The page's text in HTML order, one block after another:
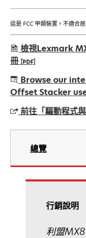
這是 FCC 甲類裝置。不適合
檢視Lexmark
冊 [PDF]
在
新
籤
中
Browse our
Offset Stacker
前往「驅動程式與
在
籤
總覽
行銷說明
利盟